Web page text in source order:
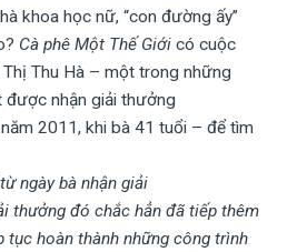
khoa học nữ, “con đường ấy”
Cà phê Một Thế Giới có cuộc
Thu Hà – một trong những
được nhận giải thưởng
2011, khi bà 41 tuổi – để tìm
ngày bà nhận giải
thưởng đó chắc hẳn đã tiếp thêm
tục hoàn thành những công trình